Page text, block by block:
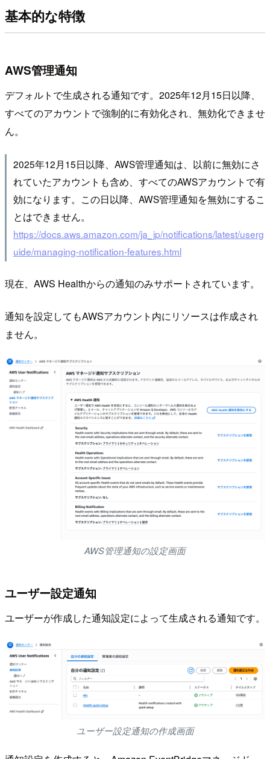
基本的な特徴
AWS管理通知
デフォルトで生成される通知です。2025年12月15日以降、
すべてのアカウントで強制的に有効化され、無効化できませ
ん。
2025年12月15日以降、AWS管理通知は、以前に無効にさ
れていたアカウントも含め、すべてのAWSアカウントで有
効になります。この日以降、AWS管理通知を無効にするこ
とはできません。
https://docs.aws.amazon.com/ja_jp/notifications/latest/userg
uide/managing-notification-features.html
現在、AWS Healthからの通知のみサポートされています。
通知を設定してもAWSアカウント内にリソースは作成され
ません。
AWS管理通知の設定画面
ユーザー設定通知
ユーザーが作成した通知設定によって生成される通知です。
ユーザー設定通知の作成画面